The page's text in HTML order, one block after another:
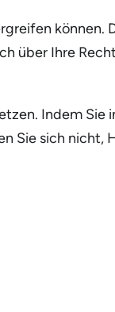
können.
über Ihre
Indem
Sie sich nicht,